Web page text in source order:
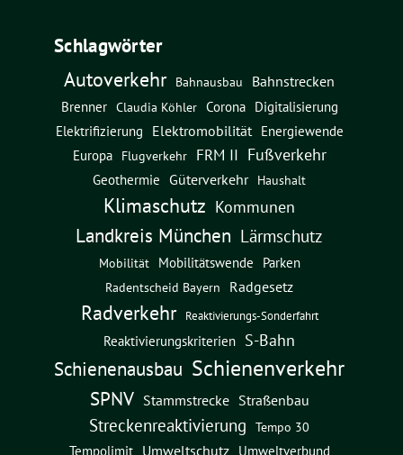
Schlagwörter
Autoverkehr Bahnausbau
Bahnstrecken
Brenner Claudia Köhler Corona
Digitalisierung
Elektrifizierung
Elektromobilität Energiewende
Europa Flugverkehr FRM II Fußverkehr
Geothermie Güterverkehr Haushalt
Klimaschutz Kommunen
Landkreis München Lärmschutz
Mobilität Mobilitätswende Parken
Radentscheid Bayern Radgesetz
Radverkehr Reaktivierungs-Sonderfahrt
Reaktivierungskriterien S-Bahn
Schienenausbau Schienenverkehr
SPNV Stammstrecke Straßenbau
Streckenreaktivierung Tempo 30
Tempolimit Umweltschutz Umweltverbund